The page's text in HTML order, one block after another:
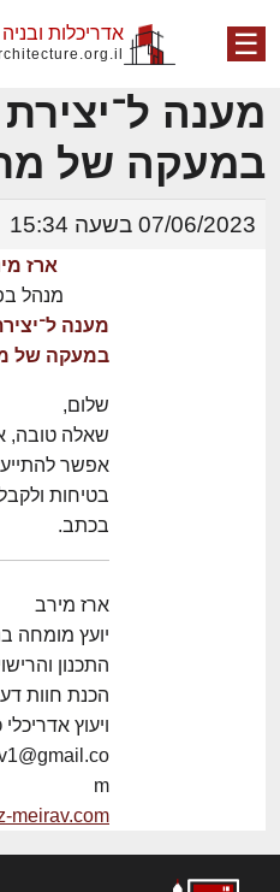
☰ אדריכלות
מענה
במעקה של
07/06/2023 בשעה 15:34
ארז
מנהל
מענה
במעקה של
שלום,
שאלה טובה,
אפשר
בטיחות
בכתב.
ארז מירב
יועץ מומחה
התכנון
הכנת חוות
ויעוץ אדריכלי
m
meirav.com